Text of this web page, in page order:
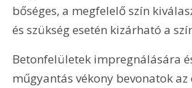
bőséges, a megfelelő szín
és szükség esetén kizárható a
Betonfelületek impregnálására
műgyantás vékony bevonatok az